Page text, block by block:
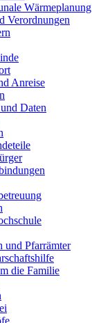
Wärmeplanung
Verordnungen
Anreise
Daten
und Pfarrämter
die Familie